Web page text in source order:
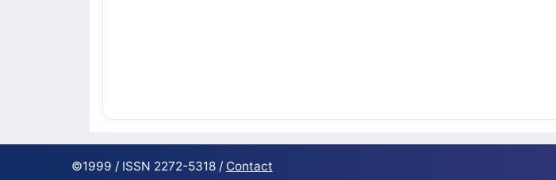
©1999 / ISSN 2272-5318 / Contact